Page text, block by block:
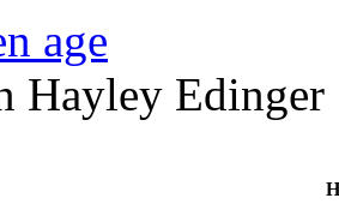
age
Hayley Edinger